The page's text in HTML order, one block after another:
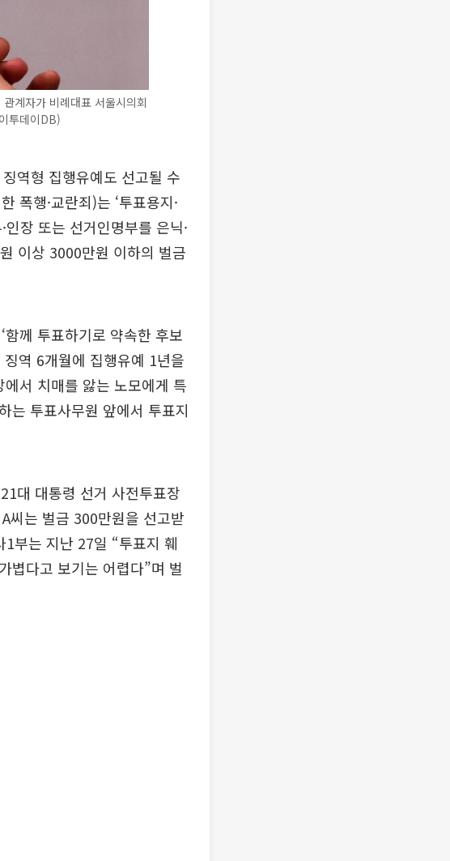
계자가 비례대표 서울시의회
투데이DB)
역형 집행유예도 선고될 수
폭행·교란죄)는 ‘투표용지·
인장 또는 선거인명부를 은닉·
이상 3000만원 이하의 벌금
께 투표하기로 약속한 후보
역 6개월에 집행유예 1년을
서 치매를 앓는 노모에게 특
는 투표사무원 앞에서 투표지
대 대통령 선거 사전투표장
씨는 벌금 300만원을 선고받
부는 지난 27일 “투표지 훼
볍다고 보기는 어렵다”며 벌